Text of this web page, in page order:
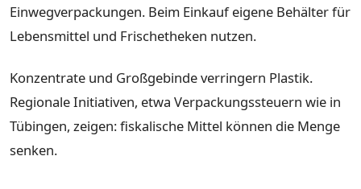
Einwegverpackungen. Beim Einkauf eigene Behälter für
Lebensmittel und Frischetheken nutzen.
Konzentrate und Großgebinde verringern Plastik.
Regionale Initiativen, etwa Verpackungssteuern wie in
Tübingen, zeigen: fiskalische Mittel können die Menge
senken.